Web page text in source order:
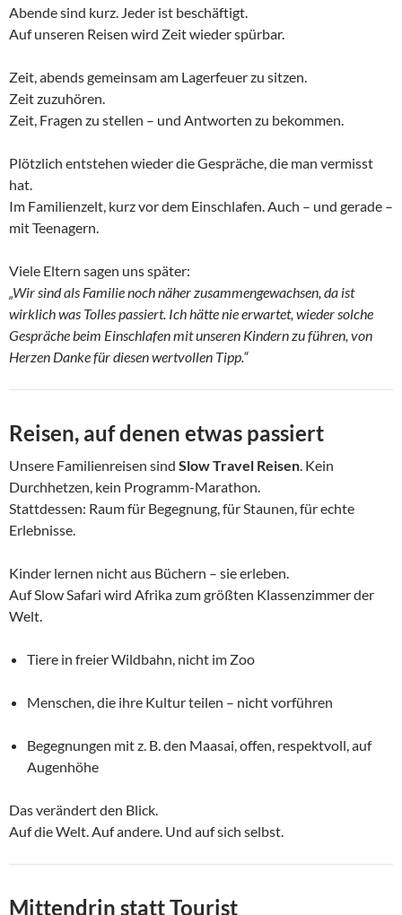
Abende sind kurz. Jeder ist beschäftigt.
Auf unseren Reisen wird Zeit wieder spürbar.
Zeit, abends gemeinsam am Lagerfeuer zu sitzen.
Zeit zuzuhören.
Zeit, Fragen zu stellen – und Antworten zu bekommen.
Plötzlich entstehen wieder die Gespräche, die man vermisst
hat.
Im Familienzelt, kurz vor dem Einschlafen. Auch – und gerade –
mit Teenagern.
Viele Eltern sagen uns später:
„Wir sind als Familie noch näher zusammengewachsen, da ist
wirklich was Tolles passiert. Ich hätte nie erwartet, wieder solche
Gespräche beim Einschlafen mit unseren Kindern zu führen, von
Herzen Danke für diesen wertvollen Tipp.“
Reisen, auf denen etwas passiert
Unsere Familienreisen sind Slow Travel Reisen. Kein
Durchhetzen, kein Programm-Marathon.
Stattdessen: Raum für Begegnung, für Staunen, für echte
Erlebnisse.
Kinder lernen nicht aus Büchern – sie erleben.
Auf Slow Safari wird Afrika zum größten Klassenzimmer der
Welt.
Tiere in freier Wildbahn, nicht im Zoo
Menschen, die ihre Kultur teilen – nicht vorführen
Begegnungen mit z. B. den Maasai, offen, respektvoll, auf
Augenhöhe
Das verändert den Blick.
Auf die Welt. Auf andere. Und auf sich selbst.
Mittendrin statt Tourist